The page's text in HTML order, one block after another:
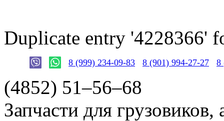
Duplicate entry '4228366'
8 (999) 234-09-83 8 (901) 994-27-27 8
(4852) 51–56–68
Запчасти для грузовиков,